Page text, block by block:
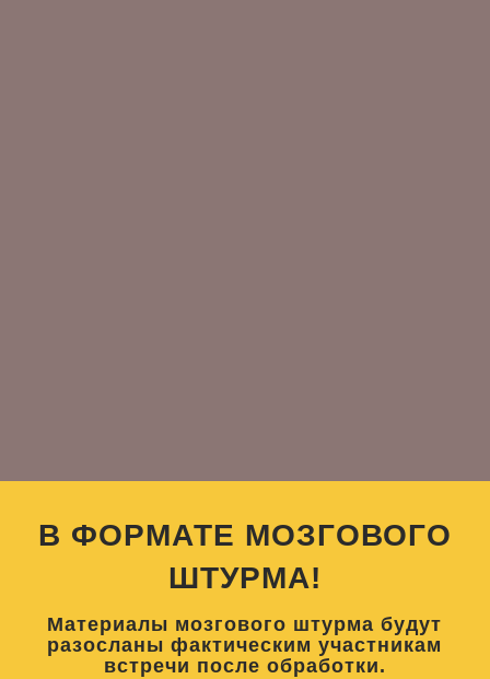
В ФОРМАТЕ МОЗГОВОГО
ШТУРМА!
Материалы мозгового штурма будут
разосланы фактическим участникам
встречи после обработки.